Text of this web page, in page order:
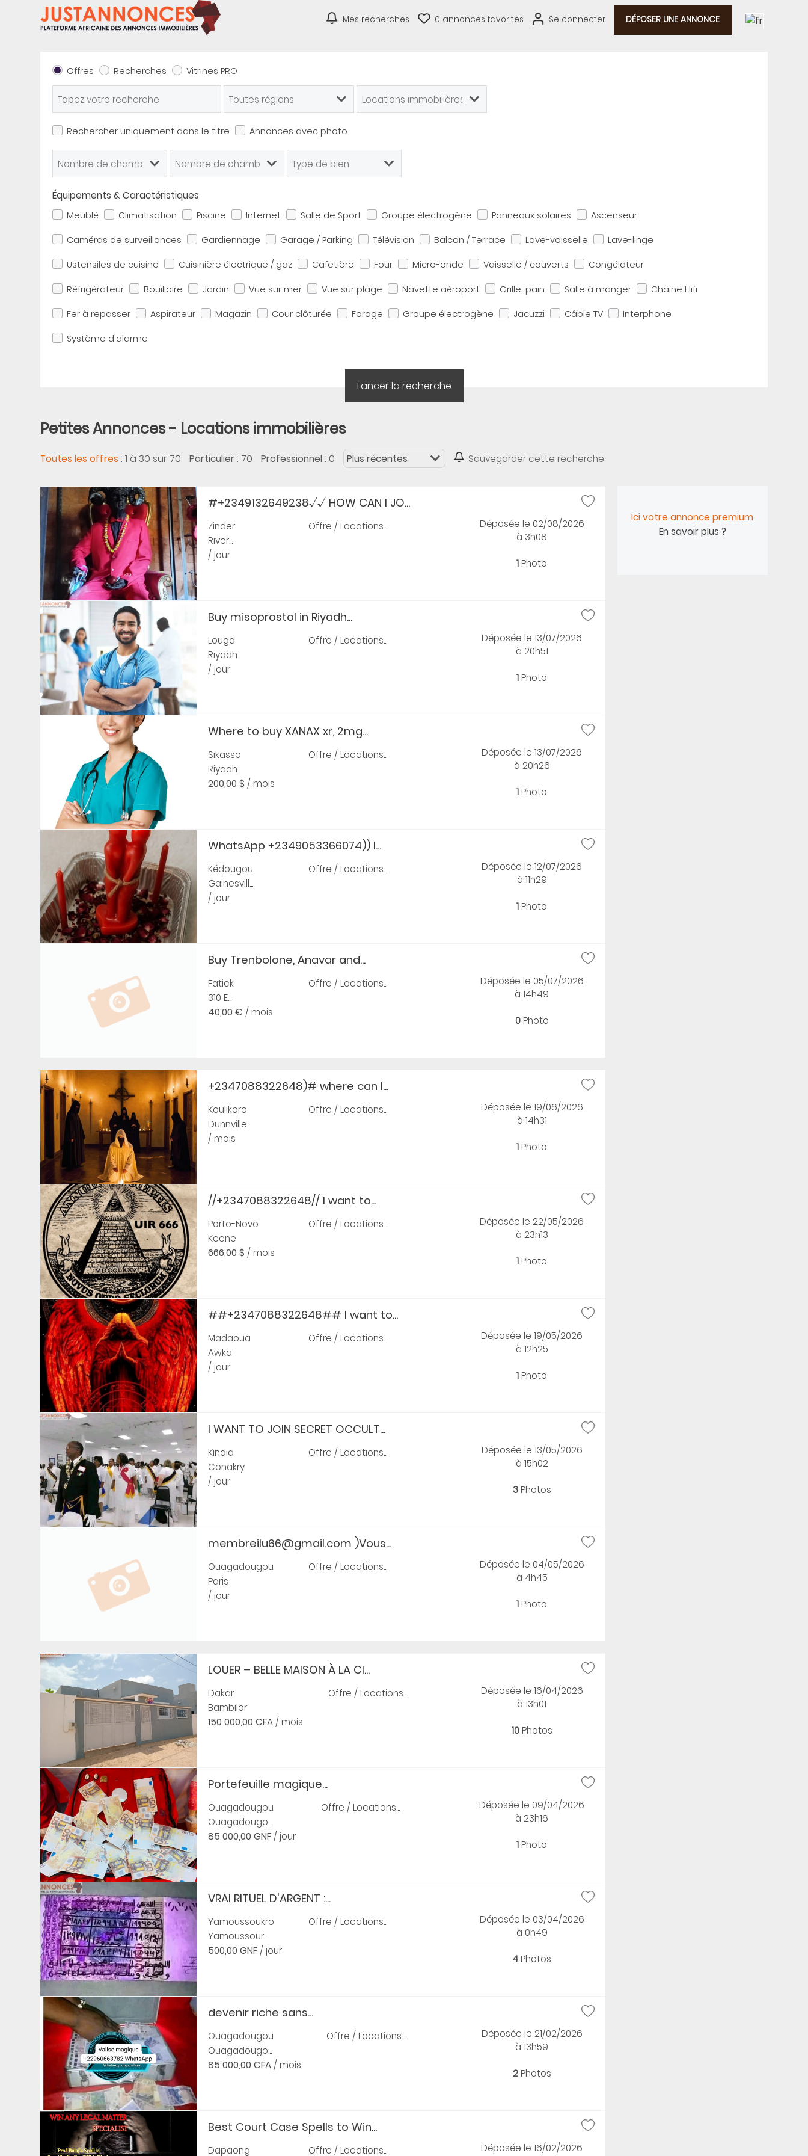
Mes recherches 0 annonces favorites Se connecter DÉPOSER UNE ANNONCE
Offres Recherches Vitrines PRO
Rechercher uniquement dans le titre Annonces avec photo
Équipements & Caractéristiques
Meublé Climatisation Piscine Internet Salle de Sport Groupe électrogène Panneaux solaires Ascenseur
Caméras de surveillances Gardiennage Garage / Parking Télévision Balcon / Terrace Lave-vaisselle Lave-linge
Ustensiles de cuisine Cuisinière électrique / gaz Cafetière Four Micro-onde Vaisselle / couverts Congélateur
Réfrigérateur Bouilloire Jardin Vue sur mer Vue sur plage Navette aéroport Grille-pain Salle à manger Chaine Hifi
Fer à repasser Aspirateur Magazin Cour clôturée Forage Groupe électrogène Jacuzzi Câble TV Interphone
Système d'alarme
Petites Annonces - Locations immobilières
Toutes les offres :1 à 30 sur 70 Particulier: 70 Professionnel : 0 Sauvegarder cette recherche
#+2349132649238√√ HOW CAN I JO...
Zinder
River...
/ jour
Offre / Locations...
Déposée le 02/08/2026
à 3h08
1 Photo
Buy misoprostol in Riyadh...
Louga
Riyadh
/ jour
Offre / Locations...
Déposée le 13/07/2026
à 20h51
1 Photo
Where to buy XANAX xr, 2mg...
Sikasso
Riyadh
200,00 $ / mois
Offre / Locations...
Déposée le 13/07/2026
à 20h26
1 Photo
WhatsApp +2349053366074)) I...
Kédougou
Gainesvill...
/ jour
Offre / Locations...
Déposée le 12/07/2026
à 11h29
1 Photo
Buy Trenbolone, Anavar and...
Fatick
310 E...
40,00 € / mois
Offre / Locations...
Déposée le 05/07/2026
à 14h49
0Photo
+2347088322648)# where can I...
Koulikoro
Dunnville
/ mois
Offre / Locations...
Déposée le 19/06/2026
à 14h31
1 Photo
//+2347088322648// I want to...
Porto-Novo
Keene
666,00 $ / mois
Offre / Locations...
Déposée le 22/05/2026
à 23h13
1 Photo
##+2347088322648## I want to...
Madaoua
Awka
/ jour
Offre / Locations...
Déposée le 19/05/2026
à 12h25
1 Photo
I WANT TO JOIN SECRET OCCULT...
Kindia
Conakry
/ jour
Offre / Locations...
Déposée le 13/05/2026
à 15h02
3Photos
membreilu66@gmail.com )Vous...
Ouagadougou
Paris
/ jour
Offre / Locations...
Déposée le 04/05/2026
à 4h45
1 Photo
LOUER – BELLE MAISON À LA CI...
Dakar
Bambilor
150 000,00 CFA / mois
Offre / Locations...
Déposée le 16/04/2026
à 13h01
10Photos
Portefeuille magique...
Ouagadougou
Ouagadougo...
85 000,00 GNF / jour
Offre / Locations...
Déposée le 09/04/2026
à 23h16
1 Photo
VRAI RITUEL D'ARGENT :...
Yamoussoukro
Yamoussour...
500,00 GNF / jour
Offre / Locations...
Déposée le 03/04/2026
à 0h49
4 Photos
devenir riche sans...
Ouagadougou
Ouagadougo...
85 000,00 CFA / mois
Offre / Locations...
Déposée le 21/02/2026
à 13h59
2Photos
Best Court Case Spells to Win...
Dapaong Offre / Locations...
Déposée le 16/02/2026
Ici votre annonce premium
En savoir plus ?